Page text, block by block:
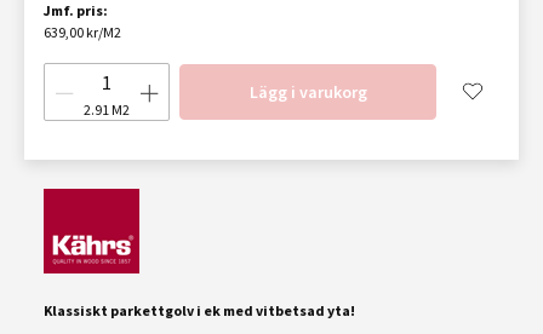
Jmf. pris:
639,00 kr/M2
2.91 M2
Lägg i varukorg
Klassiskt parkettgolv i ek med vitbetsad yta!